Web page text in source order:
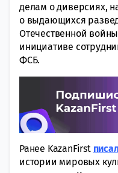
делам о диверсиях,
о выдающихся
Отечественной
инициативе
ФСБ.
Ранее KazanFirst
истории мировых